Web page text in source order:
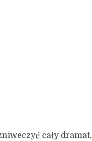
cały dramat,